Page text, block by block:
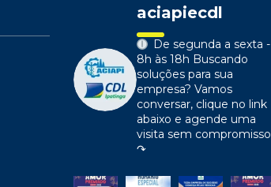
aciapiecdl
De segunda a sexta -
8h às 18h Buscando
soluções para sua
empresa? Vamos
conversar, clique no link
abaixo e agende uma
visita sem compromisso
↷